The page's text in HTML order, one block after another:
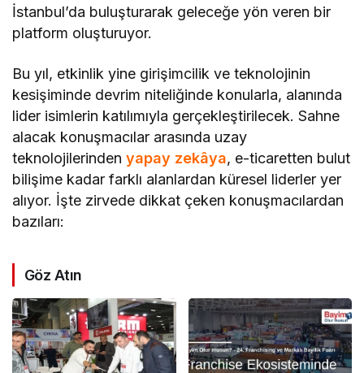
İstanbul’da buluşturarak geleceğe yön veren bir
platform oluşturuyor.
Bu yıl, etkinlik yine girişimcilik ve teknolojinin
kesişiminde devrim niteliğinde konularla, alanında
lider isimlerin katılımıyla gerçekleştirilecek. Sahne
alacak konuşmacılar arasında uzay
teknolojilerindenyapay zekâya, e-ticaretten bulut
bilişime kadar farklı alanlardan küresel liderler yer
alıyor. İşte zirvede dikkat çeken konuşmacılardan
bazıları:
Göz Atın